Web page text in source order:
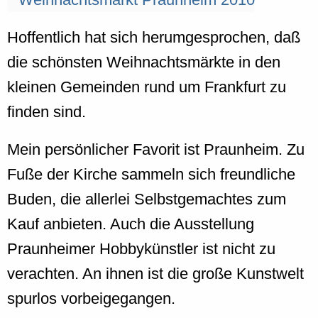
Hoffentlich hat sich herumgesprochen, daß
die schönsten Weihnachtsmärkte in den
kleinen Gemeinden rund um Frankfurt zu
finden sind.
Mein persönlicher Favorit ist Praunheim. Zu
Fuße der Kirche sammeln sich freundliche
Buden, die allerlei Selbstgemachtes zum
Kauf anbieten. Auch die Ausstellung
Praunheimer Hobbykünstler ist nicht zu
verachten. An ihnen ist die große Kunstwelt
spurlos vorbeigegangen.